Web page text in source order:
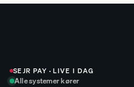
SEJR PAY · LIVE I DAG
Alle systemer kører